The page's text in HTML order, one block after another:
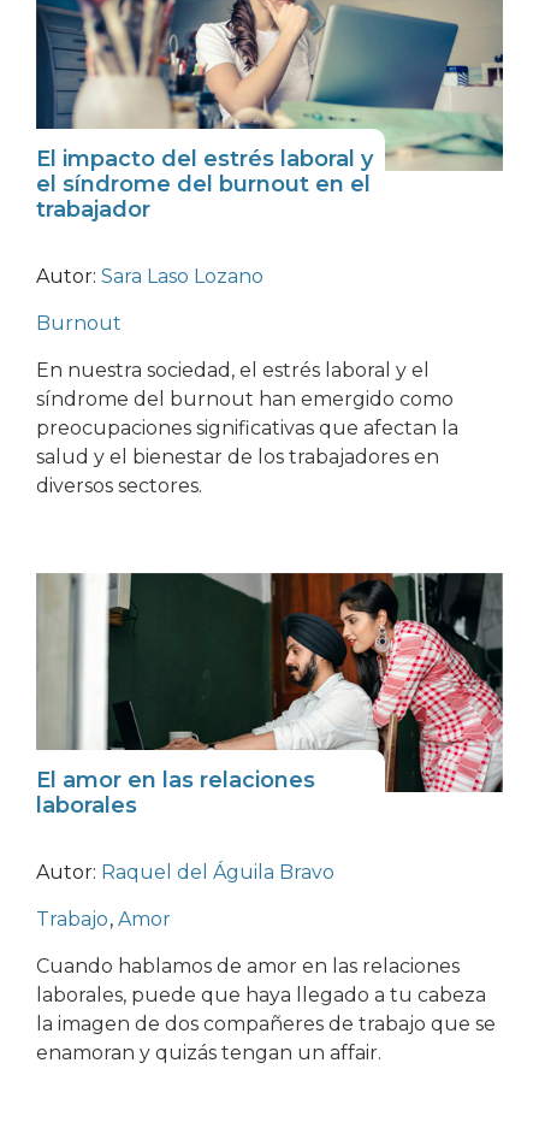
El impacto del estrés laboral y
el síndrome del burnout en el
trabajador
Autor: Sara Laso Lozano
Burnout
En nuestra sociedad, el estrés laboral y el
síndrome del burnout han emergido como
preocupaciones significativas que afectan la
salud y el bienestar de los trabajadores en
diversos sectores.
El amor en las relaciones
laborales
Autor: Raquel del Águila Bravo
Trabajo, Amor
Cuando hablamos de amor en las relaciones
laborales, puede que haya llegado a tu cabeza
la imagen de dos compañeres de trabajo que se
enamoran y quizás tengan un affair.